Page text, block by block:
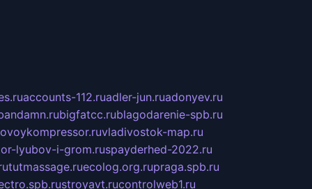
accounts-112.ruadler-jun.ruadonyev.ru
bigfatcc.rublagodarenie-spb.ru
vladivostok-map.ru
lyubov-i-grom.ruspayderhed-2022.ru
tutmassage.ruecolog.org.rupraga.spb.ru
stroyavt.rucontrolweb1.ru